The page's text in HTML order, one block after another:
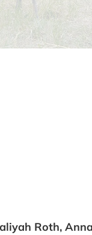
Roth,